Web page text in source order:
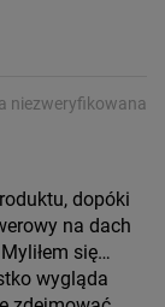
niezweryfikowana
dopóki
na dach
się…
wygląda